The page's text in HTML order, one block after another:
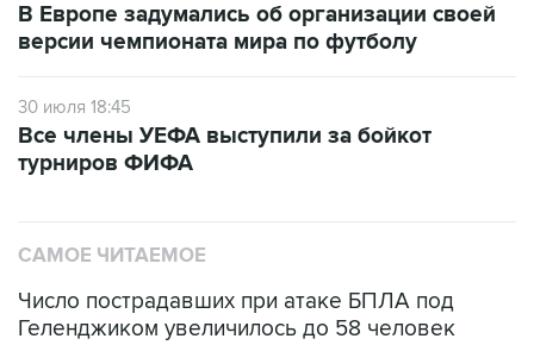
В Европе задумались об организации своей
версии чемпионата мира по футболу
30 июля 18:45
Все члены УЕФА выступили за бойкот
турниров ФИФА
САМОЕ ЧИТАЕМОЕ
Число пострадавших при атаке БПЛА под
Геленджиком увеличилось до 58 человек